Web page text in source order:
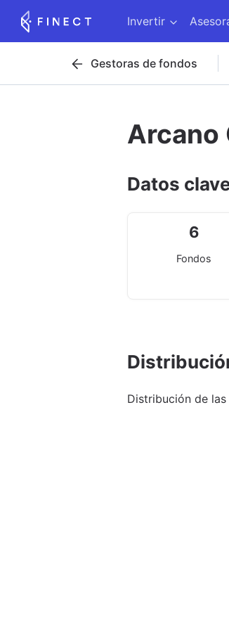
Invertir
Gestoras de fondos
Arcano
Datos
6
Fondos
Distribución de